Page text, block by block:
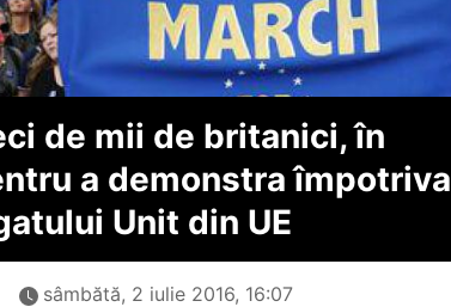
de mii de britanici, în
a demonstra împotriva
Unit din UE
sâmbătă, 2 iulie 2016, 16:07